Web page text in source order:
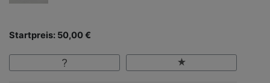
Startpreis: 50,00 €